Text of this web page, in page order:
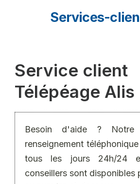
Services-
Service client
Télépéage Alis
Besoin d'aide ? Notre
renseignement
tous les jours 24h/24
conseillers sont disponibles